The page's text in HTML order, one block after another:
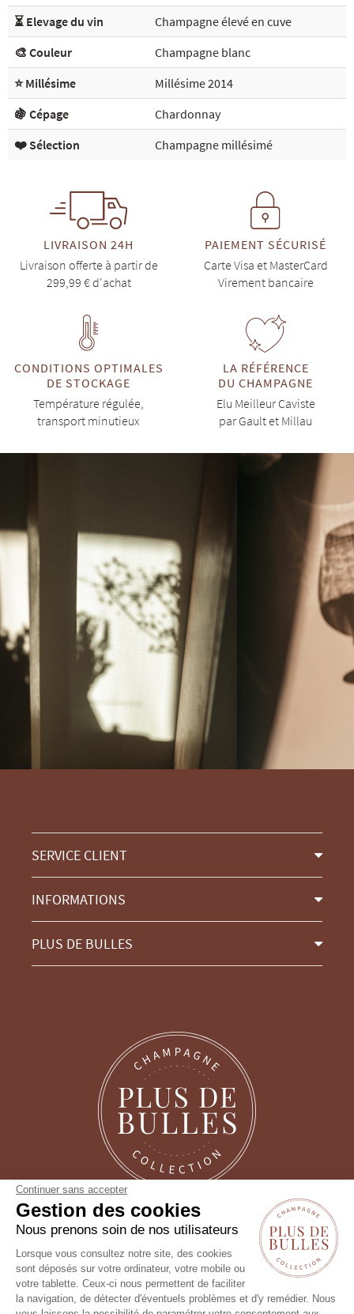
⏳ Elevage du vin
Champagne élevé en cuve
🎨 Couleur
Champagne blanc
⭐ Millésime
Millésime 2014
🍇 Cépage
Chardonnay
❤️ Sélection
Champagne millésimé
LIVRAISON 24H
Livraison offerte à partir de
299,99 € d'achat
PAIEMENT SÉCURISÉ
Carte Visa et MasterCard
Virement bancaire
CONDITIONS OPTIMALES
DE STOCKAGE
Température régulée,
transport minutieux
LA RÉFÉRENCE
DU CHAMPAGNE
Elu Meilleur Caviste
par Gault et Millau
SERVICE CLIENT
INFORMATIONS
PLUS DE BULLES
Suivez-nous !
Continuer sans accepter
Gestion des cookies
Nous prenons soin de nos utilisateurs
Lorsque vous consultez notre site, des cookies
sont déposés sur votre ordinateur, votre mobile ou
votre tablette. Ceux-ci nous permettent de faciliter
la navigation, de détecter d'éventuels problèmes et d'y remédier. Nous